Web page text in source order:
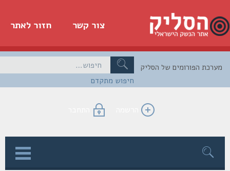
חזור לאתר צור קשר
חיפוש מתקדם
הפורומים של הסליק
הרשמה התחבר